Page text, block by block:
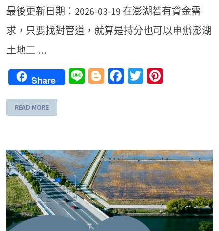
最後更新日期：2026-03-19 在澎湖若有資金需
求，只要找對管道，就算是持分也可以申辦澎湖
土地二 …
Share LineBlogger
Facebook
Twitter
READ MORE